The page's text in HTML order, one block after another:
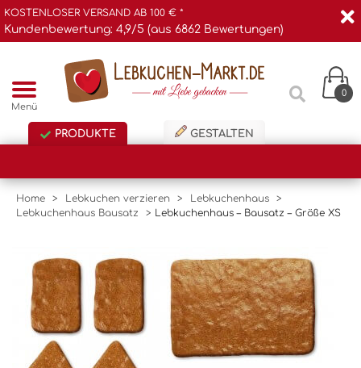
KOSTENLOSER VERSAND AB 100 € *
Kundenbewertung: 4,9/5 (aus 6862 Bewertungen)
Menü
0
PRODUKTE GESTALTEN
Home > Lebkuchen verzieren > Lebkuchenhaus
>
Lebkuchenhaus Bausatz
> Lebkuchenhaus – Bausatz – Größe XS